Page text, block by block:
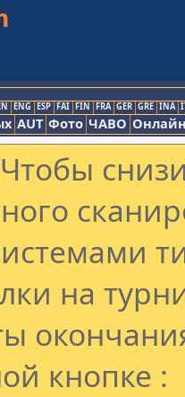
ENG ESP FAI FIN FRA GER GRE INA
AUT Фото ЧАВО
на
кнопке :